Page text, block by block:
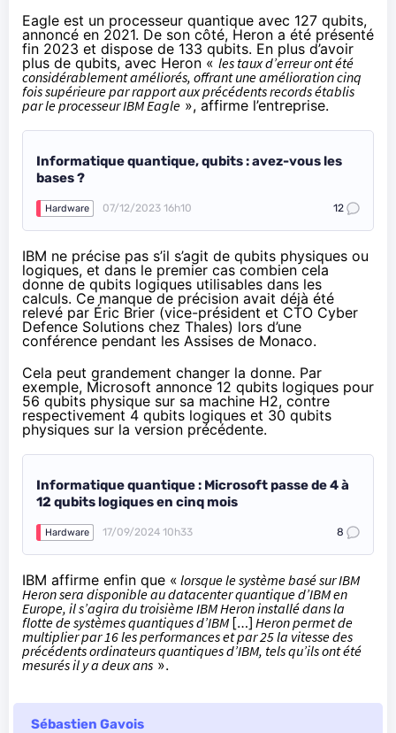
Eagle est un processeur quantique avec 127 qubits,
annoncé en 2021. De son côté, Heron a été présenté
fin 2023 et dispose de 133 qubits. En plus d’avoir
plus de qubits, avec Heron « les taux d’erreur ont été
considérablement améliorés, offrant une amélioration cinq
fois supérieure par rapport aux précédents records établis
par le processeur IBM Eagle », affirme l’entreprise.
Informatique quantique, qubits : avez-vous les
bases ?
Hardware 07/12/2023 16h10 12
IBM ne précise pas s’il s’agit de qubits physiques ou
logiques, et dans le premier cas combien cela
donne de qubits logiques utilisables dans les
calculs. Ce manque de précision avait déjà été
relevé par Éric Brier (vice-président et CTO Cyber
Defence Solutions chez Thales) lors d’une
conférence pendant les Assises de Monaco.
Cela peut grandement changer la donne. Par
exemple, Microsoft annonce 12 qubits logiques pour
56 qubits physique sur sa machine H2, contre
respectivement 4 qubits logiques et 30 qubits
physiques sur la version précédente.
Informatique quantique : Microsoft passe de 4 à
12 qubits logiques en cinq mois
Hardware 17/09/2024 10h33 8
IBM affirme enfin que « lorsque le système basé sur IBM
Heron sera disponible au datacenter quantique d’IBM en
Europe, il s’agira du troisième IBM Heron installé dans la
flotte de systèmes quantiques d’IBM[…] Heron permet de
multiplier par 16 les performances et par 25 la vitesse des
précédents ordinateurs quantiques d’IBM, tels qu’ils ont été
mesurés il y a deux ans ».
Sébastien Gavois